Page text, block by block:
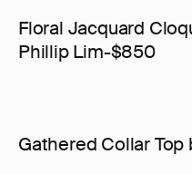
Floral Jacquard
Phillip Lim-$850
Gathered Collar Top